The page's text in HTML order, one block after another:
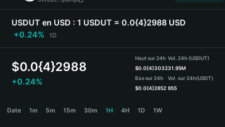
Português (Portugal)
Bahasa Indonesia
ภาษาไทย
हिन्दी
Español
Português (Brasil)
USDUT en USD : 1 USDUT = 0.0{4}2988 USD
+0.24%
1D
$0.0{4}2988
+0.24%
Haut sur 24h
$0.0{4}3032
Bas sur 24h
$0.0{4}2852
Vol. 24h (USDUT)
31.95M
Vol. sur 24h(USDT)
955
Date 1m 5m 15m 30m 1H 4H 1D 1W